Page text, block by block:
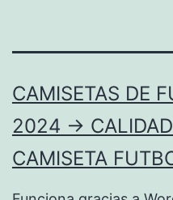
CAMISETAS DE
2024 →
CAMISETA